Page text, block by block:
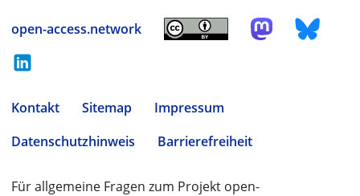
open-access.network
Kontakt Sitemap
Impressum
Datenschutzhinweis
Barrierefreiheit
Für allgemeine Fragen zum Projekt open-